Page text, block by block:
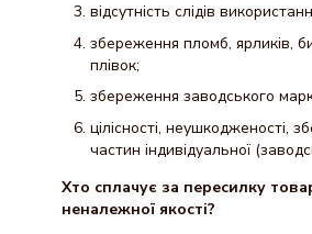
відсутність слідів
збереження пломб, ярликів,
плівок;
збереження заводського
цілісності, неушкодженості,
частин індивідуальної
Хто сплачує за пересилку
неналежної якості?